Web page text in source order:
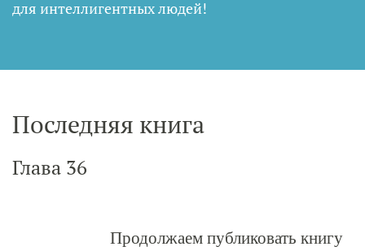
для интеллигентных людей!
Последняя книга
Глава 36
Продолжаем публиковать книгу